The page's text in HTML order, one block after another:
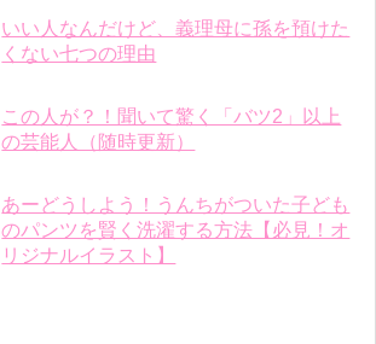
いい人なんだけど、義理母に孫を預けた
くない七つの理由
この人が？！聞いて驚く「バツ2」以上
の芸能人（随時更新）
あーどうしよう！うんちがついた子ども
のパンツを賢く洗濯する方法【必見！オ
リジナルイラスト】